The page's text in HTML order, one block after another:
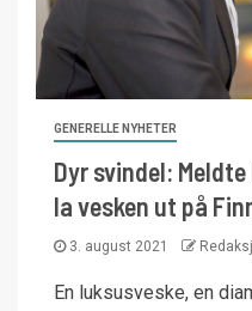
GENERELLE NYHETER
Dyr svindel:
la vesken ut på
3. august 2021
En luksusveske, en